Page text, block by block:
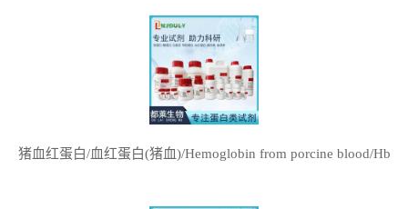
猪血红蛋白/血红蛋白(猪血)/Hemoglobin from porcine blood/Hb